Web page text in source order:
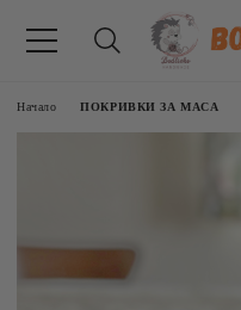
Начало ПОКРИВКИ ЗА МАСА